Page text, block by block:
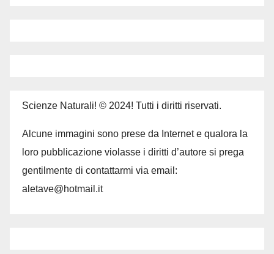
Scienze Naturali! © 2024! Tutti i diritti riservati.
Alcune immagini sono prese da Internet e qualora la
loro pubblicazione violasse i diritti d’autore si prega
gentilmente di contattarmi via email:
aletave@hotmail.it